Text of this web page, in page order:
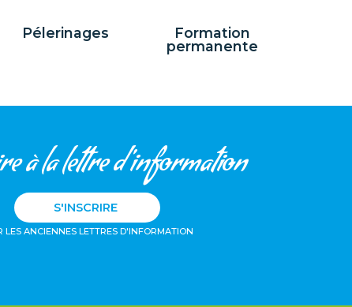
Pélerinages
Formation
permanente
à la lettre d'information
S'INSCRIRE
LES ANCIENNES LETTRES D'INFORMATION